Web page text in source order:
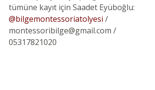
tümüne kayıt için Saadet Eyüboğlu:
@bilgemontessoriatolyesi /
montessoribilge@gmail.com /
05317821020